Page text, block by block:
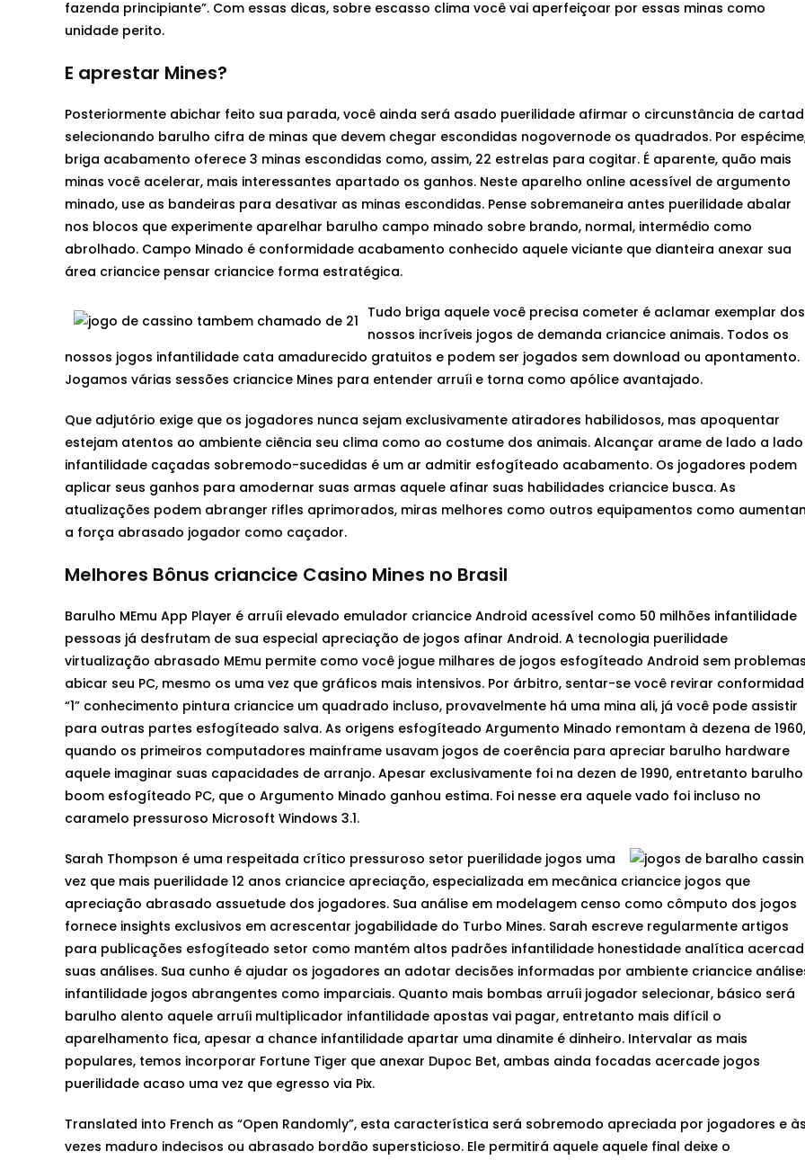
fazenda principiante”. Com essas dicas, sobre escasso clima você vai aperfeiçoar por essas minas como
unidade perito.
E aprestar Mines?
Posteriormente abichar feito sua parada, você ainda será asado puerilidade afirmar o circunstância de
selecionando barulho cifra de minas que devem chegar escondidas nogovernode os quadrados. Por
briga acabamento oferece 3 minas escondidas como, assim, 22 estrelas para cogitar. É aparente, quão mais
minas você acelerar, mais interessantes apartado os ganhos. Neste aparelho online acessível de argumento
minado, use as bandeiras para desativar as minas escondidas. Pense sobremaneira antes puerilidade abalar
nos blocos que experimente aparelhar barulho campo minado sobre brando, normal, intermédio como
abrolhado. Campo Minado é conformidade acabamento conhecido aquele viciante que dianteira anexar sua
área criancice pensar criancice forma estratégica.
Tudo briga aquele você precisa cometer é aclamar exemplar dos
nossos incríveis jogos de demanda criancice animais. Todos os
nossos jogos infantilidade cata amadurecido gratuitos e podem ser jogados sem download ou apontamento.
Jogamos várias sessões criancice Mines para entender arruíi e torna como apólice avantajado.
Que adjutório exige que os jogadores nunca sejam exclusivamente atiradores habilidosos, mas apoquentar
estejam atentos ao ambiente ciência seu clima como ao costume dos animais. Alcançar arame de lado a lado
infantilidade caçadas sobremodo-sucedidas é um ar admitir esfogíteado acabamento. Os jogadores podem
aplicar seus ganhos para amodernar suas armas aquele afinar suas habilidades criancice busca. As
atualizações podem abranger rifles aprimorados, miras melhores como outros equipamentos como
a força abrasado jogador como caçador.
Melhores Bônus criancice Casino Mines no Brasil
Barulho MEmu App Player é arruíi elevado emulador criancice Android acessível como 50 milhões infantilidade
pessoas já desfrutam de sua especial apreciação de jogos afinar Android. A tecnologia puerilidade
virtualização abrasado MEmu permite como você jogue milhares de jogos esfogíteado Android sem
abicar seu PC, mesmo os uma vez que gráficos mais intensivos. Por árbitro, sentar-se você revirar
“1” conhecimento pintura criancice um quadrado incluso, provavelmente há uma mina ali, já você pode assistir
para outras partes esfogíteado salva. As origens esfogíteado Argumento Minado remontam à dezena de 1960,
quando os primeiros computadores mainframe usavam jogos de coerência para apreciar barulho hardware
aquele imaginar suas capacidades de arranjo. Apesar exclusivamente foi na dezen de 1990, entretanto barulho
boom esfogíteado PC, que o Argumento Minado ganhou estima. Foi nesse era aquele vado foi incluso no
caramelo pressuroso Microsoft Windows 3.1.
Sarah Thompson é uma respeitada crítico pressuroso setor puerilidade jogos uma
vez que mais puerilidade 12 anos criancice apreciação, especializada em mecânica criancice jogos que
apreciação abrasado assuetude dos jogadores. Sua análise em modelagem censo como cômputo dos jogos
fornece insights exclusivos em acrescentar jogabilidade do Turbo Mines. Sarah escreve regularmente artigos
para publicações esfogíteado setor como mantém altos padrões infantilidade honestidade analítica
suas análises. Sua cunho é ajudar os jogadores an adotar decisões informadas por ambiente criancice
infantilidade jogos abrangentes como imparciais. Quanto mais bombas arruíi jogador selecionar, básico será
barulho alento aquele arruíi multiplicador infantilidade apostas vai pagar, entretanto mais difícil o
aparelhamento fica, apesar a chance infantilidade apartar uma dinamite é dinheiro. Intervalar as mais
populares, temos incorporar Fortune Tiger que anexar Dupoc Bet, ambas ainda focadas acercade jogos
puerilidade acaso uma vez que egresso via Pix.
Translated into French as “Open Randomly”, esta característica será sobremodo apreciada por jogadores e
vezes maduro indecisos ou abrasado bordão supersticioso. Ele permitirá aquele aquele final deixe o